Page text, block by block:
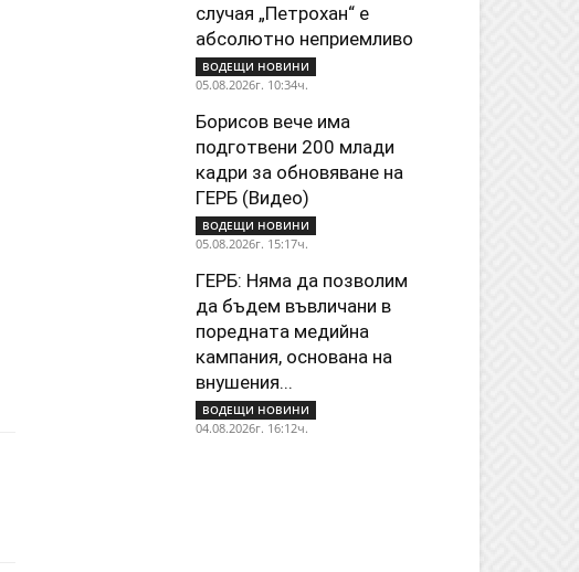
случая „Петрохан“ е
абсолютно неприемливо
ВОДЕЩИ НОВИНИ
05.08.2026г. 10:34ч.
Борисов вече има
подготвени 200 млади
кадри за обновяване на
ГЕРБ (Видео)
ВОДЕЩИ НОВИНИ
05.08.2026г. 15:17ч.
ГЕРБ: Няма да позволим
да бъдем въвличани в
поредната медийна
кампания, основана на
внушения...
ВОДЕЩИ НОВИНИ
04.08.2026г. 16:12ч.